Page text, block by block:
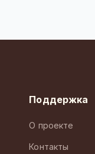
Поддержка
О проекте
Контакты